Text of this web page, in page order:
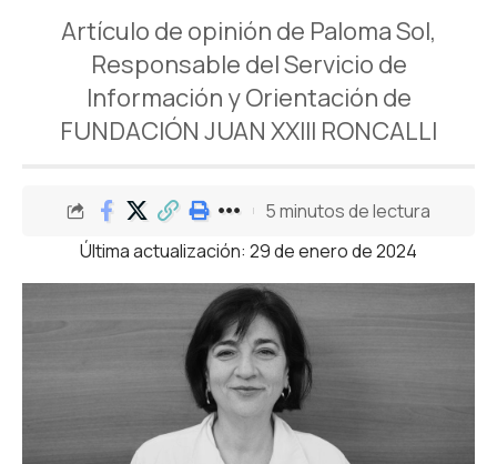
Artículo de opinión de Paloma Sol,
Responsable del Servicio de
Información y Orientación de
FUNDACIÓN JUAN XXIII RONCALLI
Última actualización: 29 de enero de 2024
5 minutos de lectura